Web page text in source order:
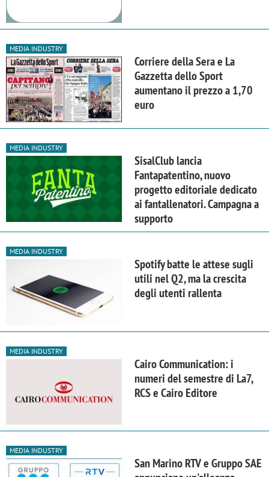
MEDIA INDUSTRY
Corriere della Sera e La
Gazzetta dello Sport
aumentano il prezzo a 1,70
euro
MEDIA INDUSTRY
SisalClub lancia
Fantapatentino, nuovo
progetto editoriale dedicato
ai fantallenatori. Campagna a
supporto
MEDIA INDUSTRY
Spotify batte le attese sugli
utili nel Q2, ma la crescita
degli utenti rallenta
MEDIA INDUSTRY
Cairo Communication: i
numeri del semestre di La7,
RCS e Cairo Editore
MEDIA INDUSTRY
San Marino RTV e Gruppo SAE